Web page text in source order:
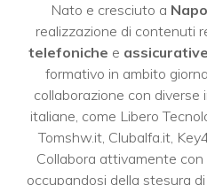
Nato e cresciuto a
realizzazione di contenuti
telefoniche e assicurative
formativo in ambito
collaborazione con
italiane, come Libero
Tomshw.it, Clubalfa.it,
Collabora attivamente con
occupandosi della stesura